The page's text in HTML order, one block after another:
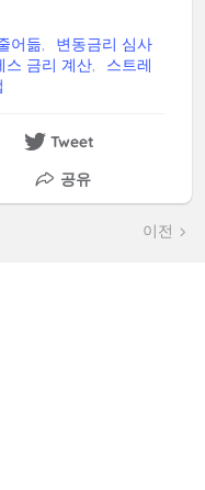
어듦
변동금리 심사
스 금리 계산
스트레
Tweet
공유
이전